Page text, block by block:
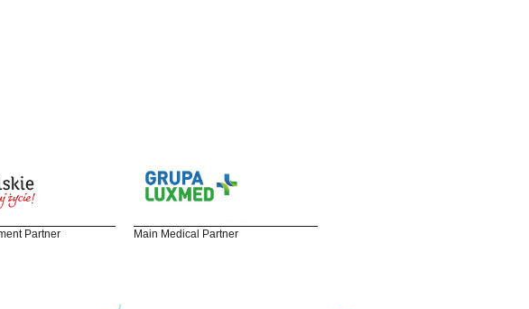
Partner Main Medical Partner